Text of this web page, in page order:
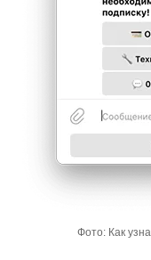
Фото: Как